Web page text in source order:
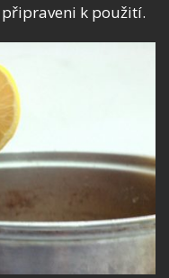
připraveni k použití.